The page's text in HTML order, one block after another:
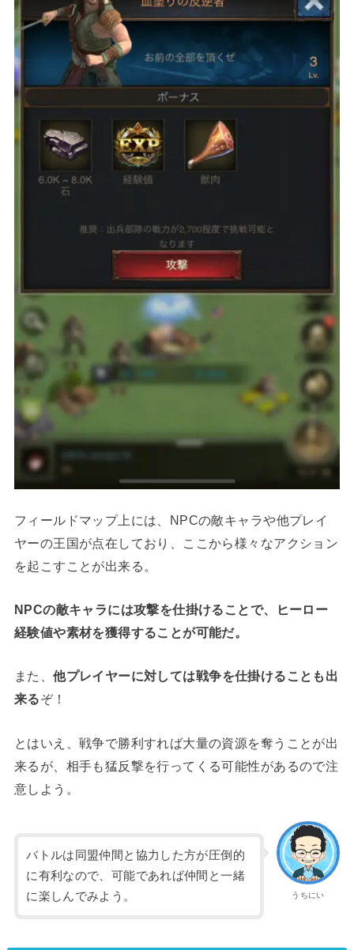
フィールドマップ上には、NPCの敵キャラや他プレイ
ヤーの王国が点在しており、ここから様々なアクション
を起こすことが出来る。
NPCの敵キャラには攻撃を仕掛けることで、ヒーロー
経験値や素材を獲得することが可能だ。
また、他プレイヤーに対しては戦争を仕掛けることも出
来るぞ！
とはいえ、戦争で勝利すれば大量の資源を奪うことが出
来るが、相手も猛反撃を行ってくる可能性があるので注
意しよう。
うちにい
バトルは同盟仲間と協力した方が圧倒的
に有利なので、可能であれば仲間と一緒
に楽しんでみよう。